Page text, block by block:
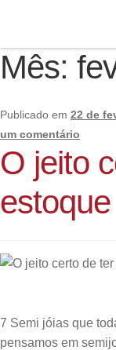
Mês:
Publicado em 22 de
um comentário
O jeito
estoque
7 Semi jóias que
pensamos em